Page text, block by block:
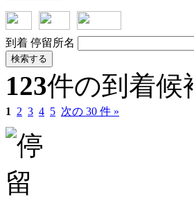
到着 停留所名
検索する
123件の到着候
1 2 3 4 5 次の 30 件 »